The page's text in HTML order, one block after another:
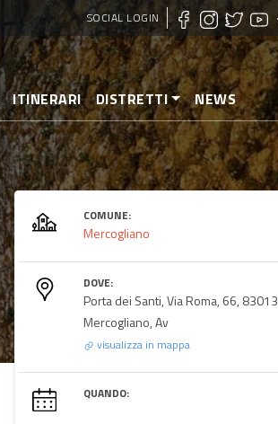
SOCIAL LOGIN
ITINERARI DISTRETTI NEWS
COMUNE:
Mercogliano
DOVE:
Porta dei Santi, Via Roma, 66, 83013
Mercogliano, Av
visualizza in mappa
QUANDO: